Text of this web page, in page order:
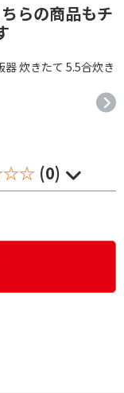
らの商品もチ
炊きたて 5.5合炊き
(0)